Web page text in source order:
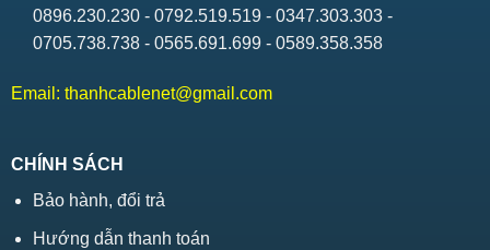
0896.230.230 - 0792.519.519 - 0347.303.303 -
0705.738.738 - 0565.691.699 - 0589.358.358
Email: thanhcablenet@gmail.com
CHÍNH SÁCH
Bảo hành, đổi trả
Hướng dẫn thanh toán